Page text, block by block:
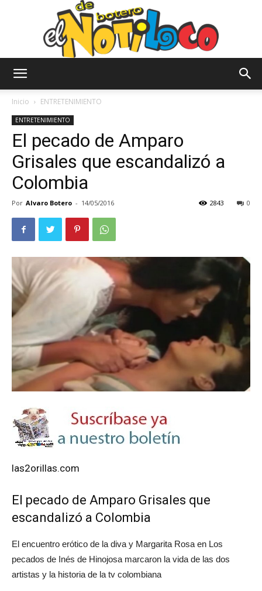
Notiloco
Inicio ENTRETENIMIENTO
ENTRETENIMIENTO
El pecado de Amparo
Grisales que escandalizó a
Colombia
Por Alvaro Botero - 14/05/2016 0
2843
las2orillas.com
El pecado de Amparo Grisales que
escandalizó a Colombia
El encuentro erótico de la diva y Margarita Rosa en Los
pecados de Inés de Hinojosa marcaron la vida de las dos
artistas y la historia de la tv colombiana